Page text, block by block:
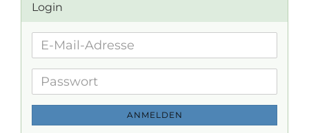
Login
E-
Adresse
Passwort
ANMELDEN